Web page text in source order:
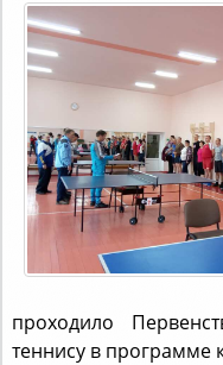
проходило
теннису в программе